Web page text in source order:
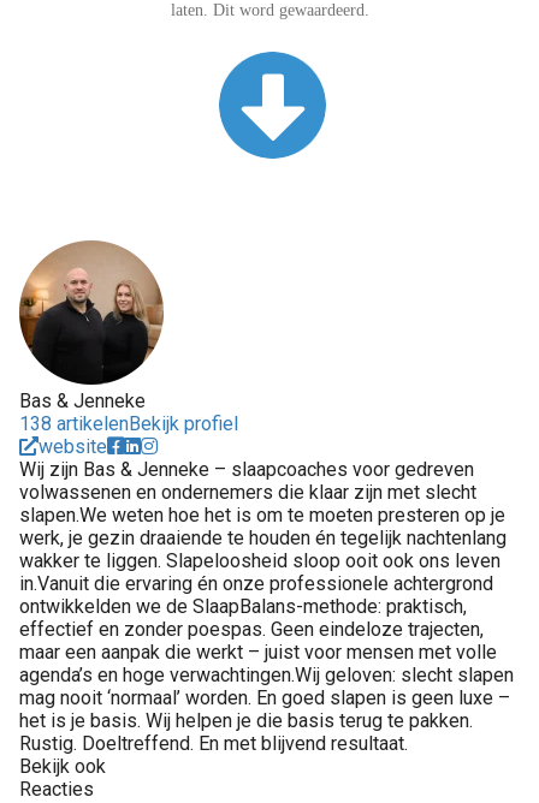
laten. Dit word gewaardeerd.
Bas & Jenneke
138 artikelenBekijk profiel
website
Wij zijn Bas & Jenneke – slaapcoaches voor gedreven
volwassenen en ondernemers die klaar zijn met slecht
slapen.We weten hoe het is om te moeten presteren op je
werk, je gezin draaiende te houden én tegelijk nachtenlang
wakker te liggen. Slapeloosheid sloop ooit ook ons leven
in.Vanuit die ervaring én onze professionele achtergrond
ontwikkelden we de SlaapBalans-methode: praktisch,
effectief en zonder poespas. Geen eindeloze trajecten,
maar een aanpak die werkt – juist voor mensen met volle
agenda’s en hoge verwachtingen.Wij geloven: slecht slapen
mag nooit ‘normaal’ worden. En goed slapen is geen luxe –
het is je basis. Wij helpen je die basis terug te pakken.
Rustig. Doeltreffend. En met blijvend resultaat.
Bekijk ook
Reacties